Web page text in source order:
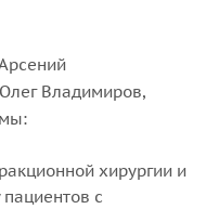
Владимиров,
хирургии и
с